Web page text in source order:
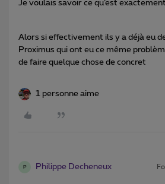
Je voulais savoir ce qu’est
Alors si effectivement ils y a déjà eu
Proximus qui ont eu ce même
de faire quelque chose de concret
1 personne aime
P Philippe Decheneux